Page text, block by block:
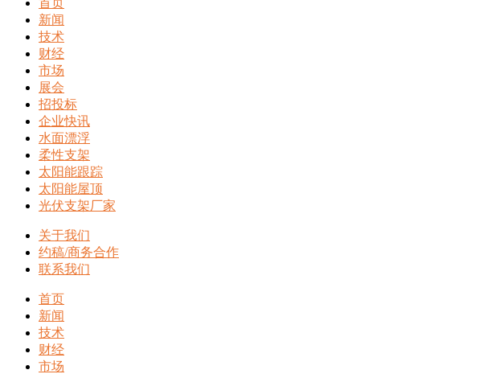
新闻
技术
财经
市场
展会
招投标
企业快讯
水面漂浮
柔性支架
太阳能跟踪
太阳能屋顶
光伏支架厂家
关于我们
约稿/商务合作
联系我们
首页
新闻
技术
财经
市场